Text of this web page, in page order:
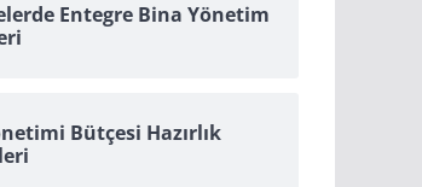
Entegre Bina Yönetim
Bütçesi Hazırlık